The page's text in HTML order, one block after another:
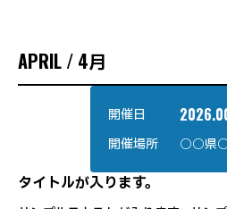
APRIL / 4月
開催日
開催場所 ○○県
タイトルが入ります。